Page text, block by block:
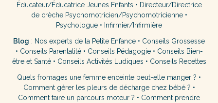
Éducateur/Éducatrice Jeunes Enfants • Directeur/Directrice
de crèche Psychomotricien/Psychomotricienne•
Psychologue • Infirmier/Infirmière
Blog : Nos experts de la Petite Enfance • Conseils Grossesse
• Conseils Parentalité• Conseils Pédagogie• Conseils Bien-
être et Santé• Conseils Activités Ludiques • Conseils Recettes
Quels fromages une femme enceinte peut-elle manger ? •
Comment gérer les pleurs de décharge chez bébé ? •
Comment faire un parcours moteur ? • Comment prendre